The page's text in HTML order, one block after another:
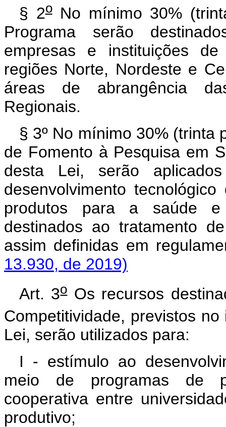
§ 2oNo mínimo 30%
Programa serão
empresas e instituições
regiões Norte, Nordeste e
áreas de abrangência
Regionais.
§ 3º No mínimo 30% (trinta
de Fomento à Pesquisa em
desta Lei, serão
desenvolvimento
produtos para a saúde e
destinados ao tratamento
assim definidas em
13.930, de 2019)
Art. 3oOs recursos
Competitividade, previstos
Lei, serão utilizados para:
I - estímulo ao
meio de programas de
cooperativa entre
produtivo;